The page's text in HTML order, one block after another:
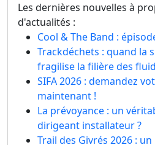
Les dernières nouvelles à
d'actualités :
Cool & The Band :
Trackdéchets : quand la
fragilise la filière des
SIFA 2026 : demandez
maintenant !
La prévoyance : un
dirigeant installateur ?
Trail des Givrés 2026 :